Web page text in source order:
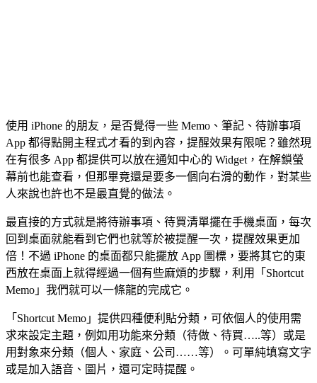
使用 iPhone 的朋友，是否覺得一些 Memo、筆記、待辦事項
App 都得點開主程式才看的到內容，提醒效果有限呢？雖然現
在有很多 App 都提供可以放在通知中心的 Widget，在解鎖螢
幕前也能查看，但那畢竟還是要多一個向右滑的動作，對某些
人來說也許也不是最直覺的做法。
最直接的方式就是將待辦事項、待買清單擺在手機桌面，每次
回到桌面就能看到它們也就等於被提醒一次，提醒效果更加
倍！不過 iPhone 的桌面都只能擺放 App 圖標，要將其它的東
西放在桌面上就得經過一個有些麻煩的步驟，利用「Shortcut
Memo」我們就可以一條龍的完成它。
「Shortcut Memo」提供四種便利貼分類，可依個人的使用需
求來設定主題，例如用功能來分類（待做、待買…..等）或是
用對象來分類（個人、家庭、公司……等）。可單純填寫文字
或是加入語音、圖片，還可定時提醒。